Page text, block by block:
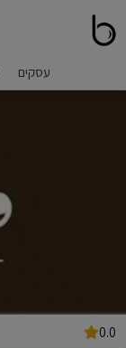
עסקים
0.0